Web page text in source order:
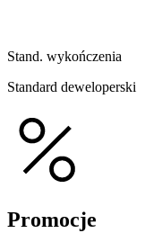
Stand. wykończenia
Standard deweloperski
Promocje